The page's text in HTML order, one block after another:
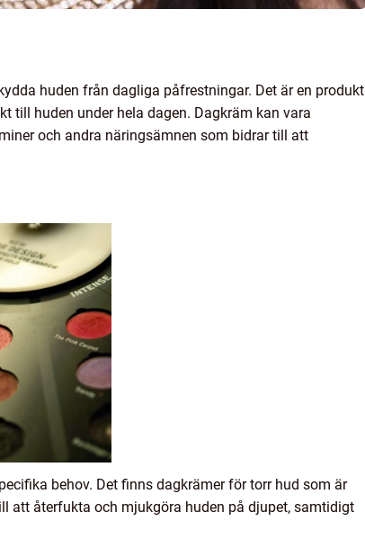
huden från dagliga påfrestningar. Det är en produkt
till huden under hela dagen. Dagkräm kan vara
och andra näringsämnen som bidrar till att
behov. Det finns dagkrämer för torr hud som är
att återfukta och mjukgöra huden på djupet, samtidigt